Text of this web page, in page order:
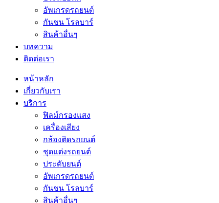
อัพเกรดรถยนต์
กันชน โรลบาร์
สินค้าอื่นๆ
บทความ
ติดต่อเรา
หน้าหลัก
เกี่ยวกับเรา
บริการ
ฟิลม์กรองแสง
เครื่องเสียง
กล้องติดรถยนต์
ชุดแต่งรถยนต์
ประดับยนต์
อัพเกรดรถยนต์
กันชน โรลบาร์
สินค้าอื่นๆ